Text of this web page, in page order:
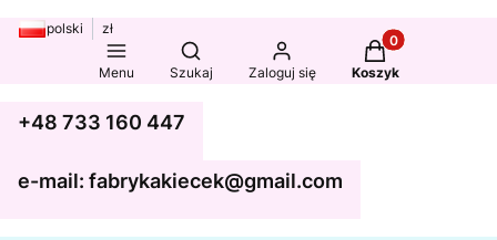
polski zł
Menu
Otwórz wyszukiwarkę
Szukaj Zaloguj się
Produkty w
Koszyk
+48 733 160 447
e-mail: fabrykakiecek@gmail.com